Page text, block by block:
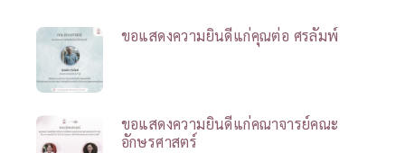
ขอแสดงความยินดีแก่คุณต่อ ศรลัมพ์
ขอแสดงความยินดีแก่คณาจารย์คณะ
อักษรศาสตร์